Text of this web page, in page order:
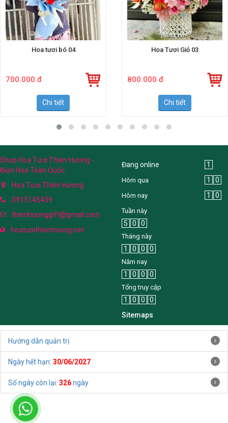
Hoa tươi bó 04
700.000 đ
Chi tiết
Hoa Tươi Giỏ 03
800.000 đ
Chi tiết
Shop Hoa Tươi Thiên Hương -
Điện Hoa Toàn Quốc
Hoa Tươi Thiên Hương
0915145439
thienhuonggift@gmail.com
hoatuoithienhuong.net
Đang online 1
Hôm qua 1 0
Hôm nay 1 0
Tuần này
5 0 0
Tháng này
1 0 0 0
Năm nay
1 0 0 0
Tổng truy cập
1 0 0
0
Sitemaps
Hướng dẫn quản trị
Ngày hết hạn: 30/06/2027
Số ngày còn lại: 326ngày